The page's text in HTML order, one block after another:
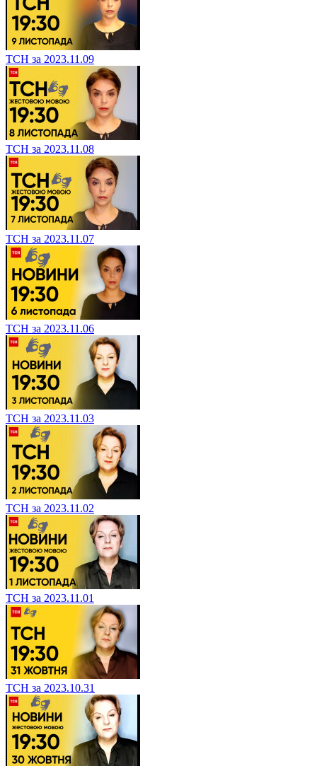
ТСН за 2023.11.09
ТСН за 2023.11.08
ТСН за 2023.11.07
ТСН за 2023.11.06
ТСН за 2023.11.03
ТСН за 2023.11.02
ТСН за 2023.11.01
ТСН за 2023.10.31